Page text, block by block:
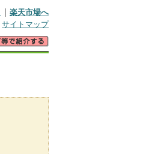
楽天市場へ
サイトマップ